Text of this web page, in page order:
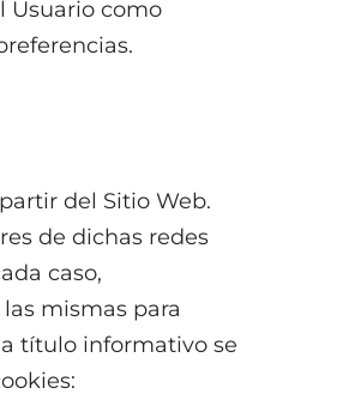
Usuario como
del Sitio Web.
de dichas redes
caso,
mismas para
título informativo se